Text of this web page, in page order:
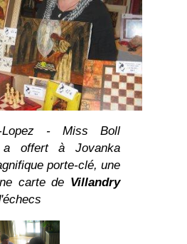
Lopez - Miss Boll
offert à Jovanka
porte-clé, une
carte de Villandry